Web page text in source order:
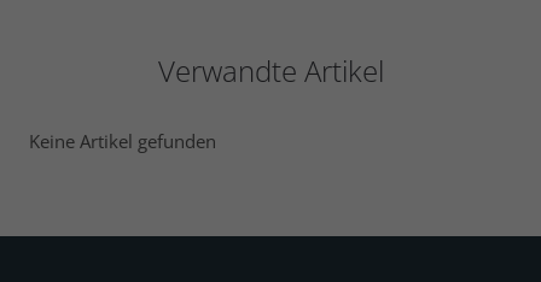
Verwandte Artikel
Keine Artikel gefunden